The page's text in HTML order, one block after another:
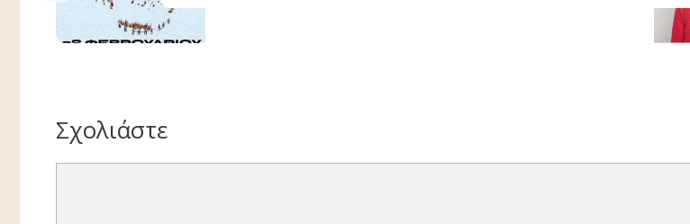
Σχολιάστε